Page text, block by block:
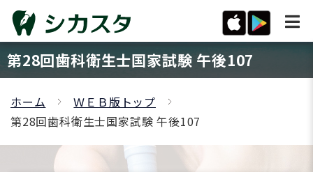
第28回歯科衛生士国家試験 午後107
ホーム
ＷＥＢ版トップ
第28回歯科衛生士国家試験 午後107